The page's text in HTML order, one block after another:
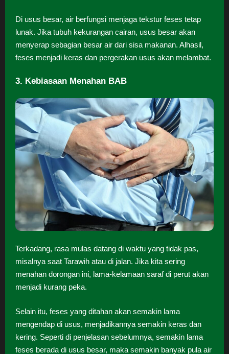
Di usus besar, air berfungsi menjaga tekstur feses tetap
lunak. Jika tubuh kekurangan cairan, usus besar akan
menyerap sebagian besar air dari sisa makanan. Alhasil,
feses menjadi keras dan pergerakan usus akan melambat.
3. Kebiasaan Menahan BAB
Terkadang, rasa mulas datang di waktu yang tidak pas,
misalnya saat Tarawih atau di jalan. Jika kita sering
menahan dorongan ini, lama-kelamaan saraf di perut akan
menjadi kurang peka.
Selain itu, feses yang ditahan akan semakin lama
mengendap di usus, menjadikannya semakin keras dan
kering. Seperti di penjelasan sebelumnya, semakin lama
feses berada di usus besar, maka semakin banyak pula air